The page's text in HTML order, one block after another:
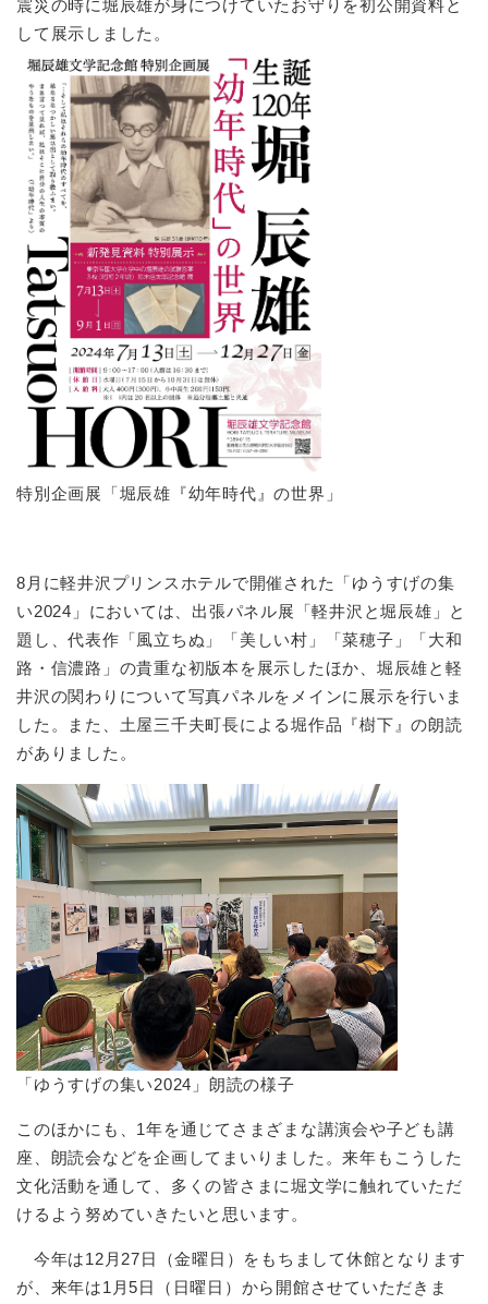
震災の時に堀辰雄が身につけていたお守りを初公開資料と
して展示しました。
特別企画展「堀辰雄『幼年時代』の世界」
8月に軽井沢プリンスホテルで開催された「ゆうすげの集
い2024」においては、出張パネル展「軽井沢と堀辰雄」と
題し、代表作「風立ちぬ」「美しい村」「菜穂子」「大和
路・信濃路」の貴重な初版本を展示したほか、堀辰雄と軽
井沢の関わりについて写真パネルをメインに展示を行いま
した。また、土屋三千夫町長による堀作品『樹下』の朗読
がありました。
「ゆうすげの集い2024」朗読の様子
このほかにも、1年を通じてさまざまな講演会や子ども講
座、朗読会などを企画してまいりました。来年もこうした
文化活動を通して、多くの皆さまに堀文学に触れていただ
けるよう努めていきたいと思います。
今年は12月27日（金曜日）をもちまして休館となります
が、来年は1月5日（日曜日）から開館させていただきま